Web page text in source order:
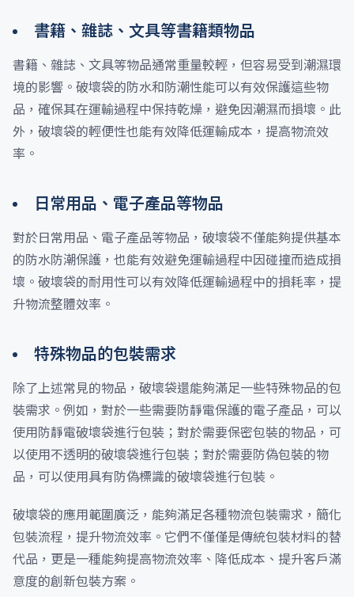
書籍、雜誌、文具等書籍類物品
書籍、雜誌、文具等物品通常重量較輕，但容易受到潮濕環
境的影響。破壞袋的防水和防潮性能可以有效保護這些物
品，確保其在運輸過程中保持乾燥，避免因潮濕而損壞。此
外，破壞袋的輕便性也能有效降低運輸成本，提高物流效
率。
日常用品、電子產品等物品
對於日常用品、電子產品等物品，破壞袋不僅能夠提供基本
的防水防潮保護，也能有效避免運輸過程中因碰撞而造成損
壞。破壞袋的耐用性可以有效降低運輸過程中的損耗率，提
升物流整體效率。
特殊物品的包裝需求
除了上述常見的物品，破壞袋還能夠滿足一些特殊物品的包
裝需求。例如，對於一些需要防靜電保護的電子產品，可以
使用防靜電破壞袋進行包裝；對於需要保密包裝的物品，可
以使用不透明的破壞袋進行包裝；對於需要防偽包裝的物
品，可以使用具有防偽標識的破壞袋進行包裝。
破壞袋的應用範圍廣泛，能夠滿足各種物流包裝需求，簡化
包裝流程，提升物流效率。它們不僅僅是傳統包裝材料的替
代品，更是一種能夠提高物流效率、降低成本、提升客戶滿
意度的創新包裝方案。